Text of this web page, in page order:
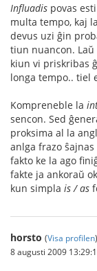
Influadis povas
multa tempo, kaj la
devus uzi ĝin
tiun nuancon. Laŭ
kiun vi priskribas
longa tempo.. tiel
Kompreneble la
sencon. Sed
proksima al la
anlga frazo
fakto ke la ago
fakte ja ankoraŭ
kun simpla is / as
horsto (Visa profilen)
8 augusti 2009